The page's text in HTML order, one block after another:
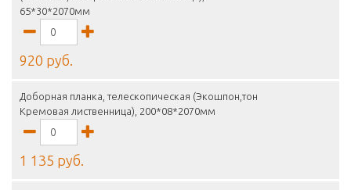
65*30*2070мм
920 руб.
Доборная планка, телескопическая (Экошпон,тон
Кремовая лиственница), 200*08*2070мм
1 135 руб.